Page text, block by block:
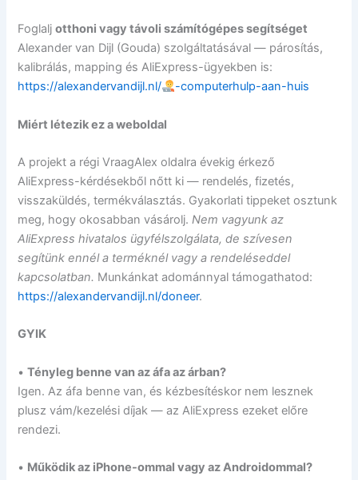
Foglaljotthoni vagy távoli számítógépes segítséget
Alexander van Dijl (Gouda) szolgáltatásával — párosítás,
kalibrálás, mapping és AliExpress-ügyekben is:
https://alexandervandijl.nl/
-computerhulp-aan-huis
Miért létezik ez a weboldal
A projekt a régi VraagAlex oldalra évekig érkező
AliExpress-kérdésekből nőtt ki — rendelés, fizetés,
visszaküldés, termékválasztás. Gyakorlati tippeket osztunk
meg, hogy okosabban vásárolj.Nem vagyunk az
AliExpress hivatalos ügyfélszolgálata, de szívesen
segítünk ennél a terméknél vagy a rendeléseddel
kapcsolatban. Munkánkat adománnyal támogathatod:
https://alexandervandijl.nl/doneer.
GYIK
•Tényleg benne van az áfa az árban?
Igen. Az áfa benne van, és kézbesítéskor nem lesznek
plusz vám/kezelési díjak — az AliExpress ezeket előre
rendezi.
• Működik az iPhone-ommal vagy az Androidommal?